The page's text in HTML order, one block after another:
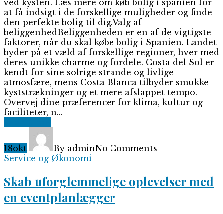
ved kysten. Læs mere om køb bolig i spanien for
at få indsigt i de forskellige muligheder og finde
den perfekte bolig til dig.Valg af
beliggenhedBeliggenheden er en af de vigtigste
faktorer, når du skal købe bolig i Spanien. Landet
byder på et væld af forskellige regioner, hver med
deres unikke charme og fordele. Costa del Sol er
kendt for sine solrige strande og livlige
atmosfære, mens Costa Blanca tilbyder smukke
kyststrækninger og et mere afslappet tempo.
Overvej dine præferencer for klima, kultur og
faciliteter, n...
18okt By adminNo Comments
Service og Økonomi
Skab uforglemmelige oplevelser med
en eventplanlægger